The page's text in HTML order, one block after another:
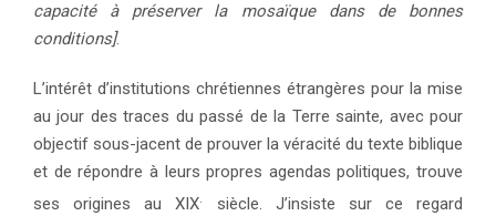
capacité à préserver la mosaïque dans de bonnes
conditions].
L’intérêt d’institutions chrétiennes étrangères pour la mise
au jour des traces du passé de la Terre sainte, avec pour
objectif sous-jacent de prouver la véracité du texte biblique
et de répondre à leurs propres agendas politiques, trouve
ses origines au XIX.
siècle. J’insiste sur ce regard